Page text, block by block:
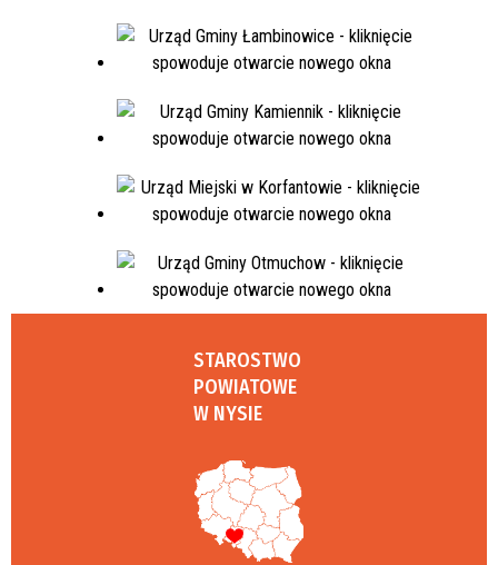
STAROSTWO
POWIATOWE
W NYSIE